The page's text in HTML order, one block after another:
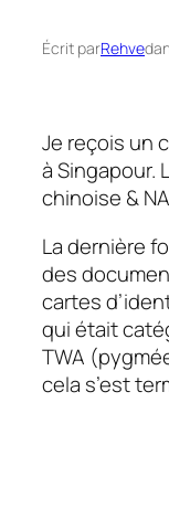
Écrit parRehve
Je reçois un
à Singapour.
chinoise &
La dernière
des
cartes
qui était
TWA
cela s’est